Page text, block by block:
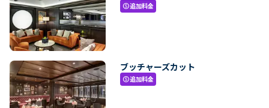
paid追加料金
ブッチャーズカット
paid追加料金